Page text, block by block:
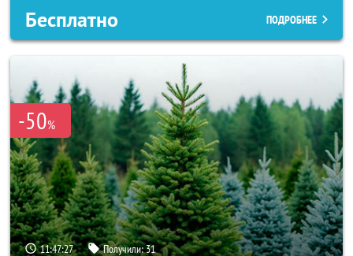
Бесплатно ПОДРОБНЕЕ
-50%
11:47:27 Получили:31